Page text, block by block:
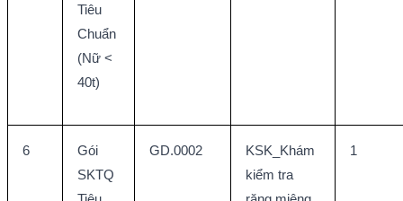
Tiêu
Chuẩn
(Nữ <
40t)
6
Gói
SKTQ
GD.0002
KSK_Khám
kiểm tra
1